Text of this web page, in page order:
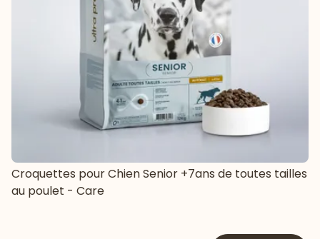
Croquettes pour Chien Senior +7ans de toutes tailles
au poulet - Care